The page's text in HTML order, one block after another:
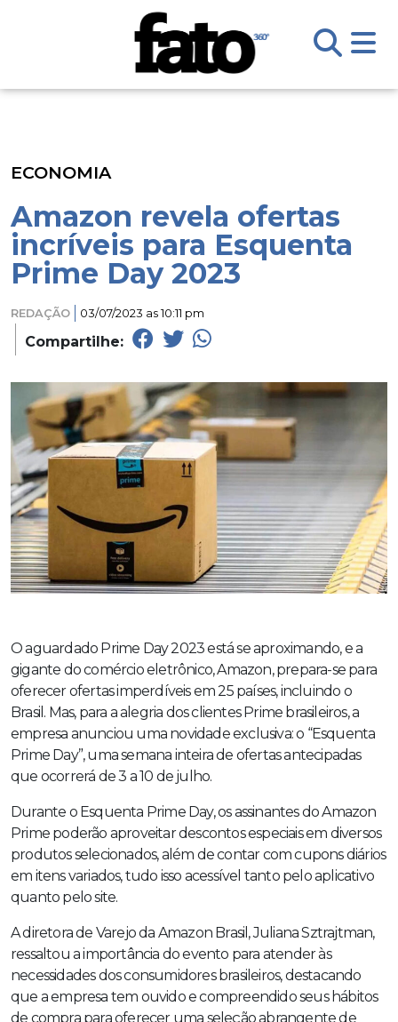
ECONOMIA
Amazon revela ofertas
incríveis para Esquenta
Prime Day 2023
REDAÇÃO 03/07/2023 as 10:11 pm
Compartilhe:
O aguardado Prime Day 2023 está se aproximando, e a
gigante do comércio eletrônico, Amazon, prepara-se para
oferecer ofertas imperdíveis em 25 países, incluindo o
Brasil. Mas, para a alegria dos clientes Prime brasileiros, a
empresa anunciou uma novidade exclusiva: o “Esquenta
Prime Day”, uma semana inteira de ofertas antecipadas
que ocorrerá de 3 a 10 de julho.
Durante o Esquenta Prime Day, os assinantes do Amazon
Prime poderão aproveitar descontos especiais em diversos
produtos selecionados, além de contar com cupons diários
em itens variados, tudo isso acessível tanto pelo aplicativo
quanto pelo site.
A diretora de Varejo da Amazon Brasil, Juliana Sztrajtman,
ressaltou a importância do evento para atender às
necessidades dos consumidores brasileiros, destacando
que a empresa tem ouvido e compreendido seus hábitos
de compra para oferecer uma seleção abrangente de